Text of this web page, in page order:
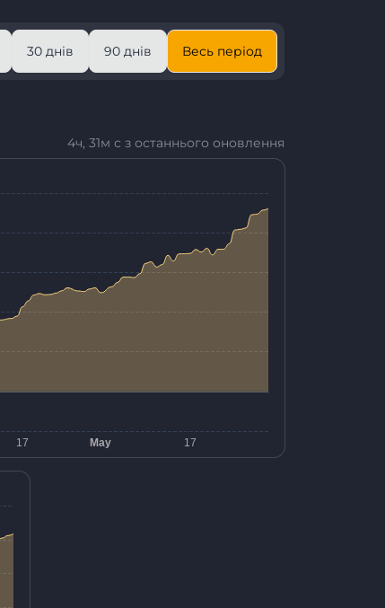
30 днів 90 днів Весь період
4ч, 31м с з останнього оновлення